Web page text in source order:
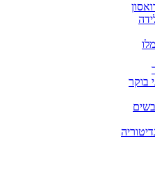
בוקר